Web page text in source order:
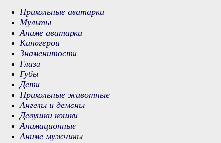
Прикольные аватарки
Мульты
Аниме аватарки
Киногерои
Знаменитости
Глаза
Губы
Дети
Прикольные животные
Ангелы и демоны
Девушки кошки
Анимационные
Аниме мужчины